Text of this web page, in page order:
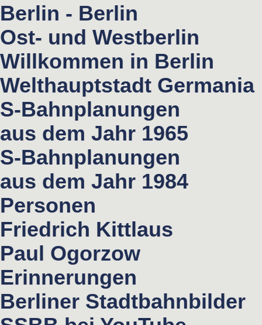
Berlin - Berlin
Ost- und Westberlin
Willkommen in Berlin
Welthauptstadt Germania
S-Bahnplanungen
aus dem Jahr 1965
S-Bahnplanungen
aus dem Jahr 1984
Personen
Friedrich Kittlaus
Paul Ogorzow
Erinnerungen
Berliner Stadtbahnbilder